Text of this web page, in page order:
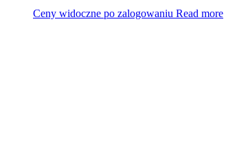
Ceny widoczne po zalogowaniu Read more